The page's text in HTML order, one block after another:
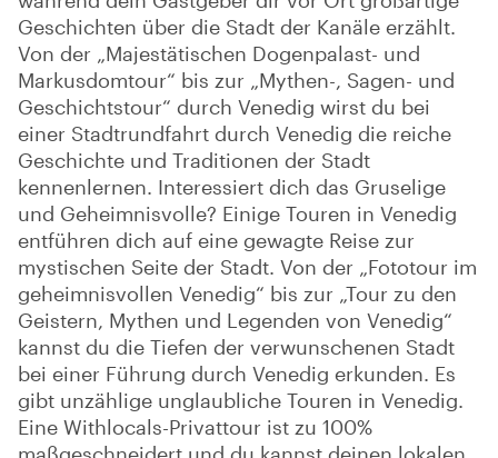
Geschichten über die Stadt der Kanäle erzählt.
Von der „Majestätischen Dogenpalast- und
Markusdomtour“ bis zur „Mythen-, Sagen- und
Geschichtstour“ durch Venedig wirst du bei
einer Stadtrundfahrt durch Venedig die reiche
Geschichte und Traditionen der Stadt
kennenlernen. Interessiert dich das Gruselige
und Geheimnisvolle? Einige Touren in Venedig
entführen dich auf eine gewagte Reise zur
mystischen Seite der Stadt. Von der „Fototour im
geheimnisvollen Venedig“ bis zur „Tour zu den
Geistern, Mythen und Legenden von Venedig“
kannst du die Tiefen der verwunschenen Stadt
bei einer Führung durch Venedig erkunden. Es
gibt unzählige unglaubliche Touren in Venedig.
Eine Withlocals-Privattour ist zu 100%
maßgeschneidert und du kannst deinen lokalen